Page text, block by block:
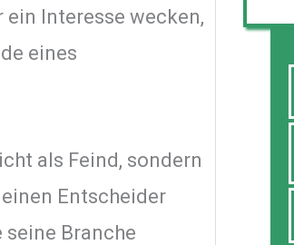
Interesse wecken,
eines
als Feind, sondern
Entscheider
seine Branche